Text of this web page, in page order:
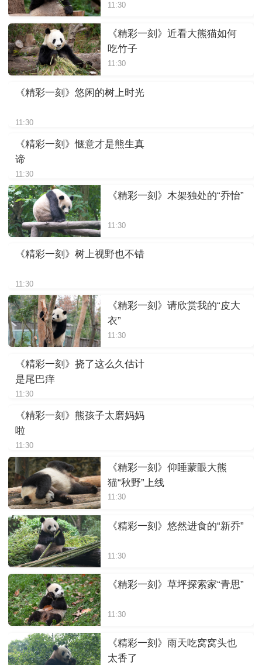
11:30
《精彩一刻》近看大熊猫如何
吃竹子
11:30
《精彩一刻》悠闲的树上时光
11:30
《精彩一刻》惬意才是熊生真
谛
11:30
《精彩一刻》木架独处的“乔怡”
11:30
《精彩一刻》树上视野也不错
11:30
《精彩一刻》请欣赏我的“皮大
衣”
11:30
《精彩一刻》挠了这么久估计
是尾巴痒
11:30
《精彩一刻》熊孩子太磨妈妈
啦
11:30
《精彩一刻》仰睡蒙眼大熊
猫“秋野”上线
11:30
《精彩一刻》悠然进食的“新乔”
11:30
《精彩一刻》草坪探索家“青思”
11:30
《精彩一刻》雨天吃窝窝头也
太香了